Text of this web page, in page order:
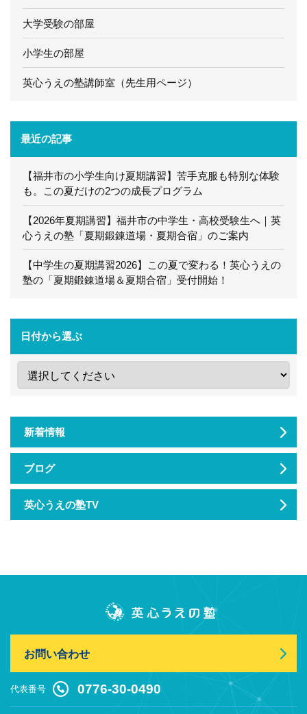
大学受験の部屋
小学生の部屋
英心うえの塾講師室（先生用ページ）
最近の記事
【福井市の小学生向け夏期講習】苦手克服も特別な体験
も。この夏だけの2つの成長プログラム
【2026年夏期講習】福井市の中学生・高校受験生へ｜英
心うえの塾「夏期鍛錬道場・夏期合宿」のご案内
【中学生の夏期講習2026】この夏で変わる！英心うえの
塾の「夏期鍛錬道場＆夏期合宿」受付開始！
日付から選ぶ
新着情報
ブログ
英心うえの塾TV
お問い合わせ
代表番号 0776-30-0490